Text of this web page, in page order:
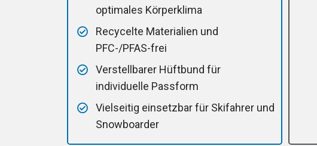
optimales Körperklima
Recycelte Materialien und
PFC-/PFAS-frei
Verstellbarer Hüftbund für
individuelle Passform
Vielseitig einsetzbar für Skifahrer und
Snowboarder